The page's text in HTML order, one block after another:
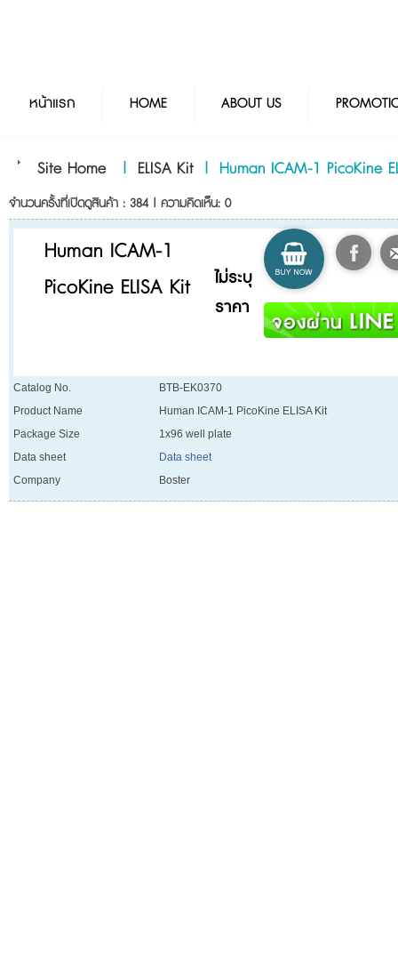
หน้าแรก HOME ABOUT US
Site Home | ELISA Kit | Human ICAM-1 PicoKine
จำนวนครั้งที่เปิดดูสินค้า : 384 | ความคิดเห็น: 0
Human ICAM-1
PicoKine ELISA Kit
ไม่ระบุ
ราคา
Catalog No.
BTB-EK0370
Product Name
Human ICAM-1 PicoKine ELISA Kit
Package Size
1x96 well plate
Data sheet
Data sheet
Company
Boster